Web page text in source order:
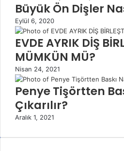
Büyük Ön Dişler
Eylül 6, 2020
EVDE AYRIK DİŞ
MÜMKÜN MÜ?
Nisan 24, 2021
Penye Tişörtten
Çıkarılır?
Aralık 1, 2021